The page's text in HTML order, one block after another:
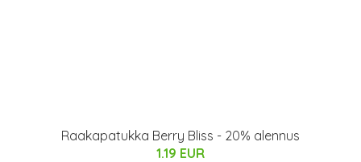
Raakapatukka Berry Bliss - 20% alennus
1.19 EUR